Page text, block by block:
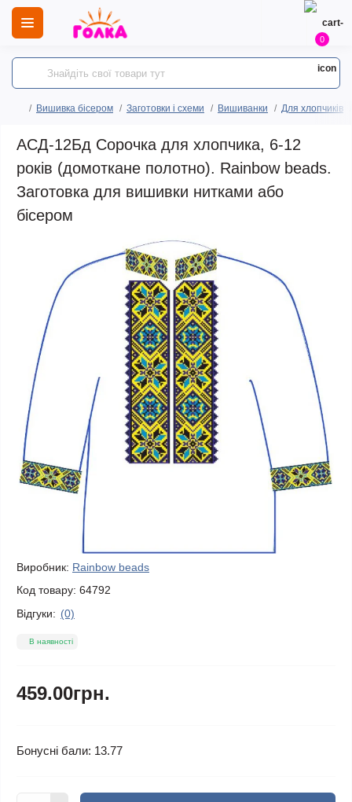
0
Вишивка бісером Заготовки і схеми Вишиванки Для хлопчиків
АСД-12Бд Сорочка для хлопчика, 6-12
років (домоткане полотно). Rainbow beads.
Заготовка для вишивки нитками або
бісером
Виробник: Rainbow beads
Код товару: 64792
Відгуки: (0)
В наявності
459.00грн.
Бонусні бали: 13.77